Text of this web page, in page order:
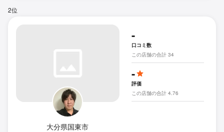
2位
大分県国東市
-
口コミ数
この店舗の合計 34
-
評価
この店舗の合計 4.76